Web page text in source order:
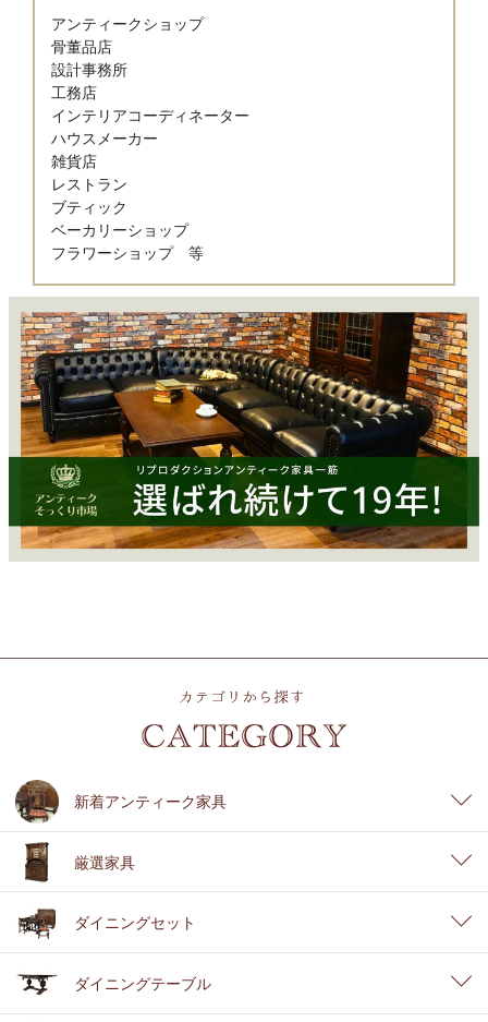
アンティークショップ
骨董品店
設計事務所
工務店
インテリアコーディネーター
ハウスメーカー
雑貨店
レストラン
ブティック
ベーカリーショップ
フラワーショップ 等
新着アンティーク家具
厳選家具
ダイニングセット
ダイニングテーブル